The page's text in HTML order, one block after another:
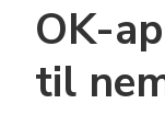
OK-
til